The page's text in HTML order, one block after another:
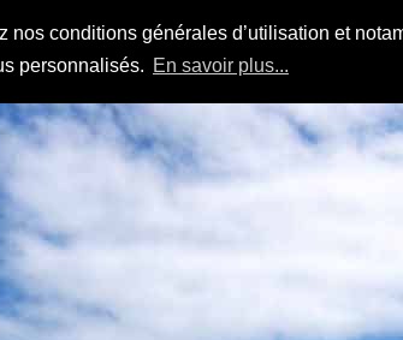
conditions générales d’utilisation et
personnalisés. En savoir plus...